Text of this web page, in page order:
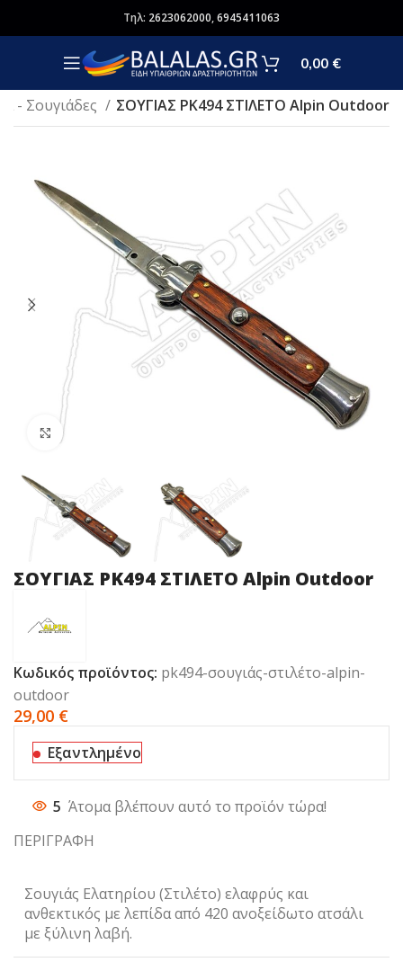
Τηλ: 2623062000,6945411063
0,00 €
- Σουγιάδες ΣΟΥΓΙΑΣ PK494 ΣΤΙΛΕΤΟ Alpin Outdoor
Click to enlarge
ΣΟΥΓΙΑΣ PK494 ΣΤΙΛΕΤΟ Alpin Outdoor
Κωδικός προϊόντος: pk494-σουγιάς-στιλέτο-alpin-
outdoor
29,00 €
Εξαντλημένο
5 Άτομα βλέπουν αυτό το προϊόν τώρα!
ΠΕΡΙΓΡΑΦΗ
Σουγιάς Ελατηρίου (Στιλέτο) ελαφρύς και
ανθεκτικός με λεπίδα από 420 ανοξείδωτο ατσάλι
με ξύλινη λαβή.